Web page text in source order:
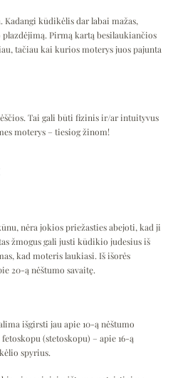
Kadangi kūdikėlis dar labai mažas,
Pirmą kartą besilaukiančios
tačiau kai kurios moterys juos pajunta
Tai gali būti fizinis ir/ar intuityvus
moterys – tiesiog žinom!
nėra jokios priežasties abejoti, kad ji
žmogus gali justi kūdikio judesius iš
kad moteris laukiasi. Iš išorės
20-ą nėštumo savaitę.
išgirsti jau apie 10-ą nėštumo
(stetoskopu) – apie 16-ą
spyrius.